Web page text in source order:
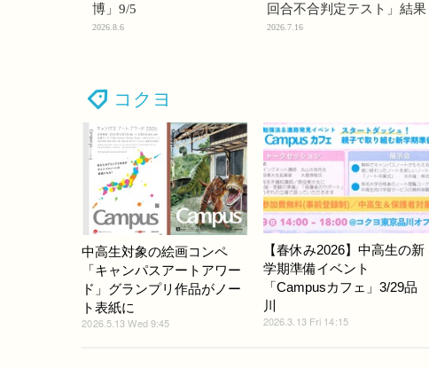
博」9/5
2026.8.6
回合不合判定テスト」結果
2026.7.16
コクヨ
中高生対象の絵画コンペ
「キャンパスアートアワー
ド」グランプリ作品がノー
ト表紙に
2026.5.13 Wed 9:45
【春休み2026】中高生の新
学期準備イベント
「Campusカフェ」3/29品
川
2026.3.13 Fri 14:15